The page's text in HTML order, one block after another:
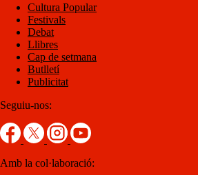
Cultura Popular
Festivals
Debat
Llibres
Cap de setmana
Butlletí
Publicitat
Seguiu-nos:
Amb la col·laboració: